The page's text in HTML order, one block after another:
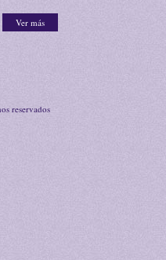
Ver más
reservados